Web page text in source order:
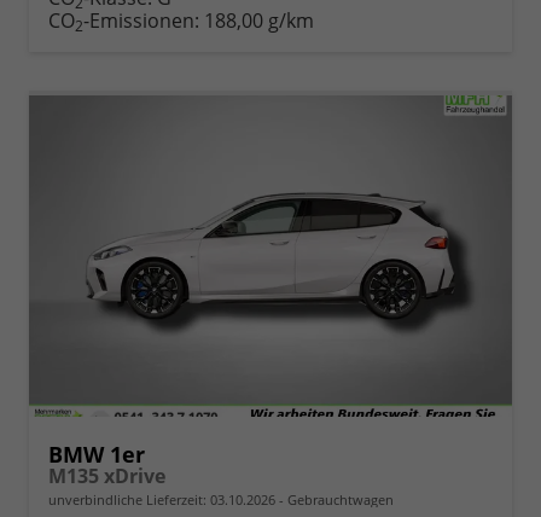
CO2-Emissionen: 188,00 g/km
BMW 1er
M135 xDrive
unverbindliche Lieferzeit: 03.10.2026 Gebrauchtwagen